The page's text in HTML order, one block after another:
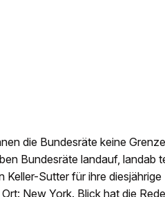
die Bundesräte keine
Bundesräte landauf, landab
Sutter für ihre diesjährige
New York. Blick hat die